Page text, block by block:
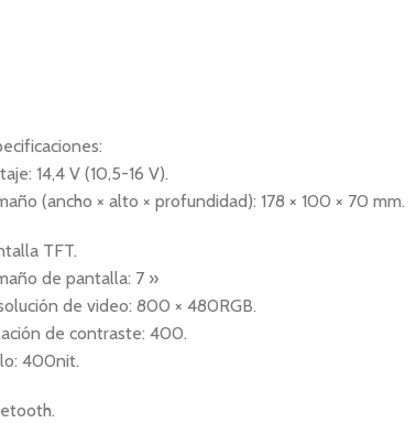
14,4 V (10,5-16 V).
(ancho × alto × profundidad): 178 × 100 × 70 mm.
TFT.
de pantalla: 7 »
de video: 800 × 480RGB.
de contraste: 400.
400nit.